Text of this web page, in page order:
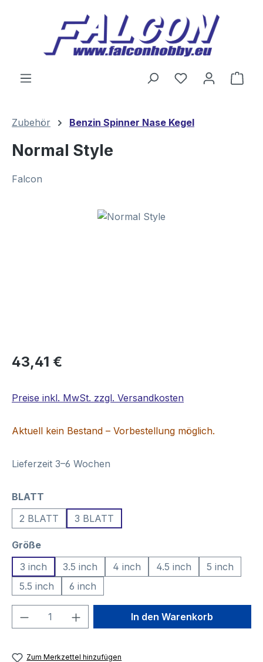
Zum Hauptinhalt springen
Du hast 0
Zubehör Benzin Spinner Nase Kegel
Normal Style
Falcon
Bildergalerie überspringen
Regulärer Preis:
43,41 €
Preise inkl. MwSt. zzgl. Versandkosten
Aktuell kein Bestand – Vorbestellung möglich.
Lieferzeit 3–6 Wochen
BLATT
2 BLATT
3 BLATT
Größeauswählen
3 inch
3.5 inch 4 inch 4.5 inch
5 inch
5.5 inch
6 inch
Produkt Anzahl: Gib denIn den Warenkorb
Zum Merkzettel hinzufügen